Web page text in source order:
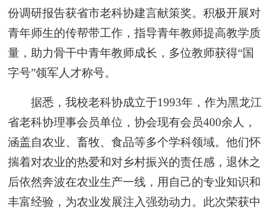
份调研报告获省市老科协建言献策奖。积极开展对
青年师生的传帮带工作，指导青年教师提高教学质
量，助力骨干中青年教师成长，多位教师获得“国
字号”领军人才称号。
据悉，我校老科协成立于1993年，作为黑龙江
省老科协理事会员单位，协会现有会员400余人，
涵盖自农业、畜牧、食品等多个学科领域。他们怀
揣着对农业的热爱和对乡村振兴的责任感，退休之
后依然奔波在农业生产一线，用自己的专业知识和
丰富经验，为农业发展注入强劲动力。 此次荣获中